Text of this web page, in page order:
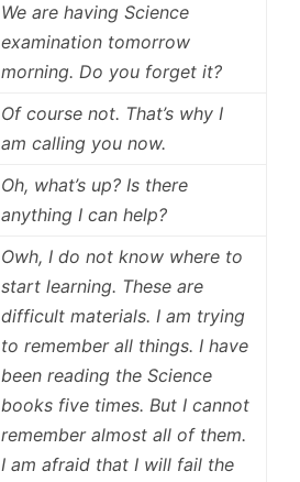
We are having Science
examination tomorrow
morning. Do you forget it?
Of course not. That’s why I
am calling you now.
Oh, what’s up? Is there
anything I can help?
Owh, I do not know where to
start learning. These are
difficult materials. I am trying
to remember all things. I have
been reading the Science
books five times. But I cannot
remember almost all of them.
I am afraid that I will fail the